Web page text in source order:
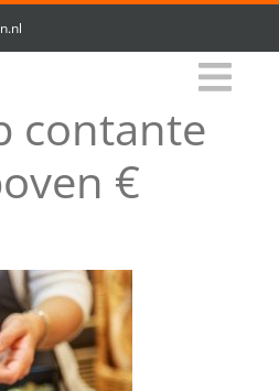
contante
€